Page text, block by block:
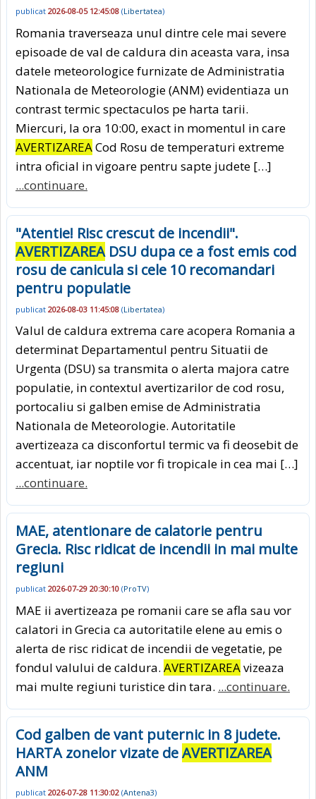
publicat 2026-08-05 12:45:08 (Libertatea)
Romania traverseaza unul dintre cele mai severe
episoade de val de caldura din aceasta vara, insa
datele meteorologice furnizate de Administratia
Nationala de Meteorologie (ANM) evidentiaza un
contrast termic spectaculos pe harta tarii.
Miercuri, la ora 10:00, exact in momentul in care
AVERTIZAREACod Rosu de temperaturi extreme
intra oficial in vigoare pentru sapte judete […]
...continuare.
"Atentie! Risc crescut de incendii".
AVERTIZAREADSU dupa ce a fost emis cod
rosu de canicula si cele 10 recomandari
pentru populatie
publicat 2026-08-03 11:45:08 (Libertatea)
Valul de caldura extrema care acopera Romania a
determinat Departamentul pentru Situatii de
Urgenta (DSU) sa transmita o alerta majora catre
populatie, in contextul avertizarilor de cod rosu,
portocaliu si galben emise de Administratia
Nationala de Meteorologie. Autoritatile
avertizeaza ca disconfortul termic va fi deosebit de
accentuat, iar noptile vor fi tropicale in cea mai […]
...continuare.
MAE, atentionare de calatorie pentru
Grecia. Risc ridicat de incendii in mai multe
regiuni
publicat 2026-07-29 20:30:10 (ProTV)
MAE ii avertizeaza pe romanii care se afla sau vor
calatori in Grecia ca autoritatile elene au emis o
alerta de risc ridicat de incendii de vegetatie, pe
fondul valului de caldura. AVERTIZAREAvizeaza
mai multe regiuni turistice din tara. ...continuare.
Cod galben de vant puternic in 8 judete.
HARTA zonelor vizate deAVERTIZAREA
ANM
publicat 2026-07-28 11:30:02 (Antena3)